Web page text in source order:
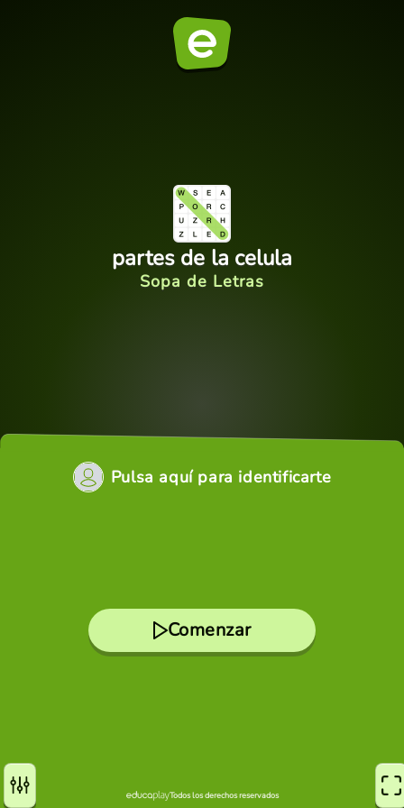
partes de la celula
Sopa de Letras
Pulsa aquí para identificarte
Comenzar
Todos los derechos reservados